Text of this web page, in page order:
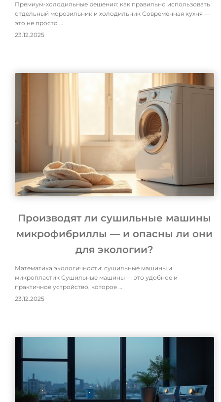
Премиум-холодильные решения: как правильно использовать
отдельный морозильник и холодильник Современная кухня —
это не просто …
23.12.2025
Производят ли сушильные машины
микрофибриллы — и опасны ли они
для экологии?
Математика экологичности: сушильные машины и
микропластик Сушильные машины — это удобное и
практичное устройство, которое …
23.12.2025